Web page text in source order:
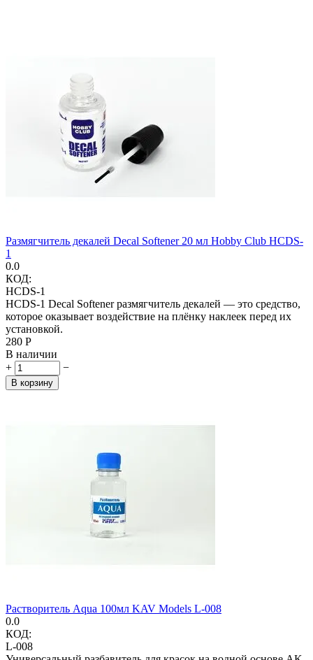
Размягчитель декалей Decal Softener 20 мл Hobby Club HCDS-
1
0.0
КОД:
HCDS-1
HCDS-1 Decal Softener размягчитель декалей — это средство,
которое оказывает воздействие на плёнку наклеек перед их
установкой.
‍280‍ Р
В наличии
+
−
В корзину
Растворитель Aqua 100мл KAV Models L-008
0.0
КОД:
L-008